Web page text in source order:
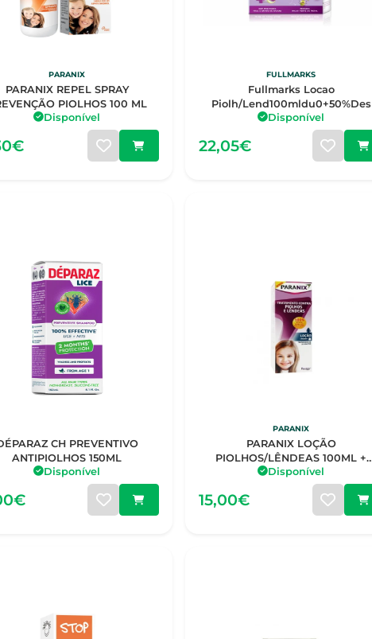
PARANIX
PARANIX REPEL SPRAY
PIOLHOS 100 ML
Disponível
FULLMARKS
Fullmarks Locao
Piolh/Lend100mldu0+50%Des
Disponível
22,05€
CH PREVENTIVO
ANTIPIOLHOS 150ML
Disponível
PARANIX
PARANIX LOÇÃO
PIOLHOS/LÊNDEAS 100ML +
PENTE
Disponível
15,00€